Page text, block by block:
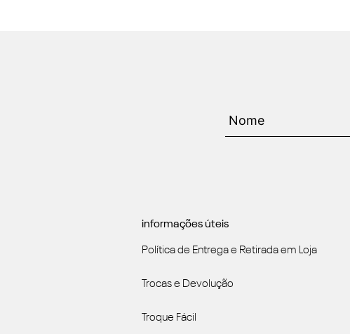
informações úteis
Política de Entrega e Retirada em Loja
Trocas e Devolução
Troque Fácil